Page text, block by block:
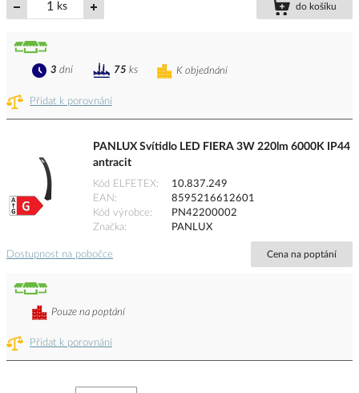
ks do košíku
Přidat k porovnání
K objednání
3 dní 75 ks
PANLUX Svítidlo LED FIERA 3W 220lm 6000K IP44
antracit
Kód ELFETEX
10.837.249
EAN
8595216612601
Kód výrobce
PN42200002
Značka
PANLUX
Dostupnost na pobočce Cena na poptání
Přidat k porovnání
Pouze na poptání